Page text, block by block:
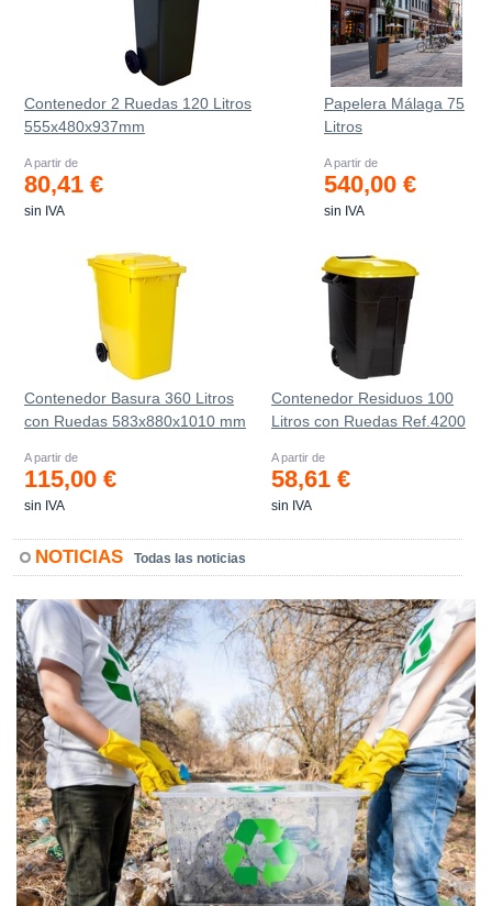
Contenedor 2 Ruedas 120 Litros
555х480х937mm
A partir de
80,41 €
sin IVA
Papelera Málaga 75
Litros
A partir de
540,00 €
sin IVA
Contenedor Basura 360 Litros
con Ruedas 583x880x1010 mm
A partir de
115,00 €
sin IVA
Contenedor Residuos 100
Litros con Ruedas Ref.4200
A partir de
58,61 €
sin IVA
NOTICIAS Todas las noticias